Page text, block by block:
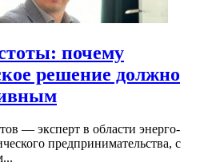
почему
решение должно
— эксперт в области энерго-
предпринимательства, с